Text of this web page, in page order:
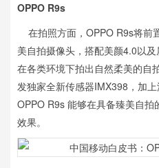
OPPO R9s
在拍照方面，OPPO R9s将前
美自拍摄像头，搭配美颜4.0以
在各类环境下拍出自然柔美的自
发独家全新传感器IMX398，加
OPPO R9s 能够在具备臻美自
效果。